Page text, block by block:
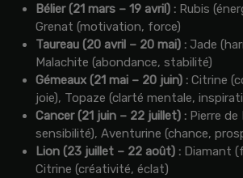
Bélier (21 mars – 19 avril) : Rubis
Grenat (motivation, force)
Taureau (20 avril – 20 mai) : Jade
Malachite (abondance, stabilité)
Gémeaux (21 mai – 20 juin) : Citrine
joie), Topaze (clarté mentale,
Cancer (21 juin – 22 juillet) : Pierre
sensibilité), Aventurine (chance,
Lion (23 juillet – 22 août) : Diamant
Citrine (créativité, éclat)